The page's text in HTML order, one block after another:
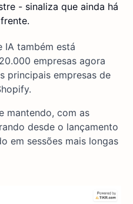
- sinaliza que ainda há
IA também está
empresas agora
principais empresas de
mantendo, com as
desde o lançamento
em sessões mais longas